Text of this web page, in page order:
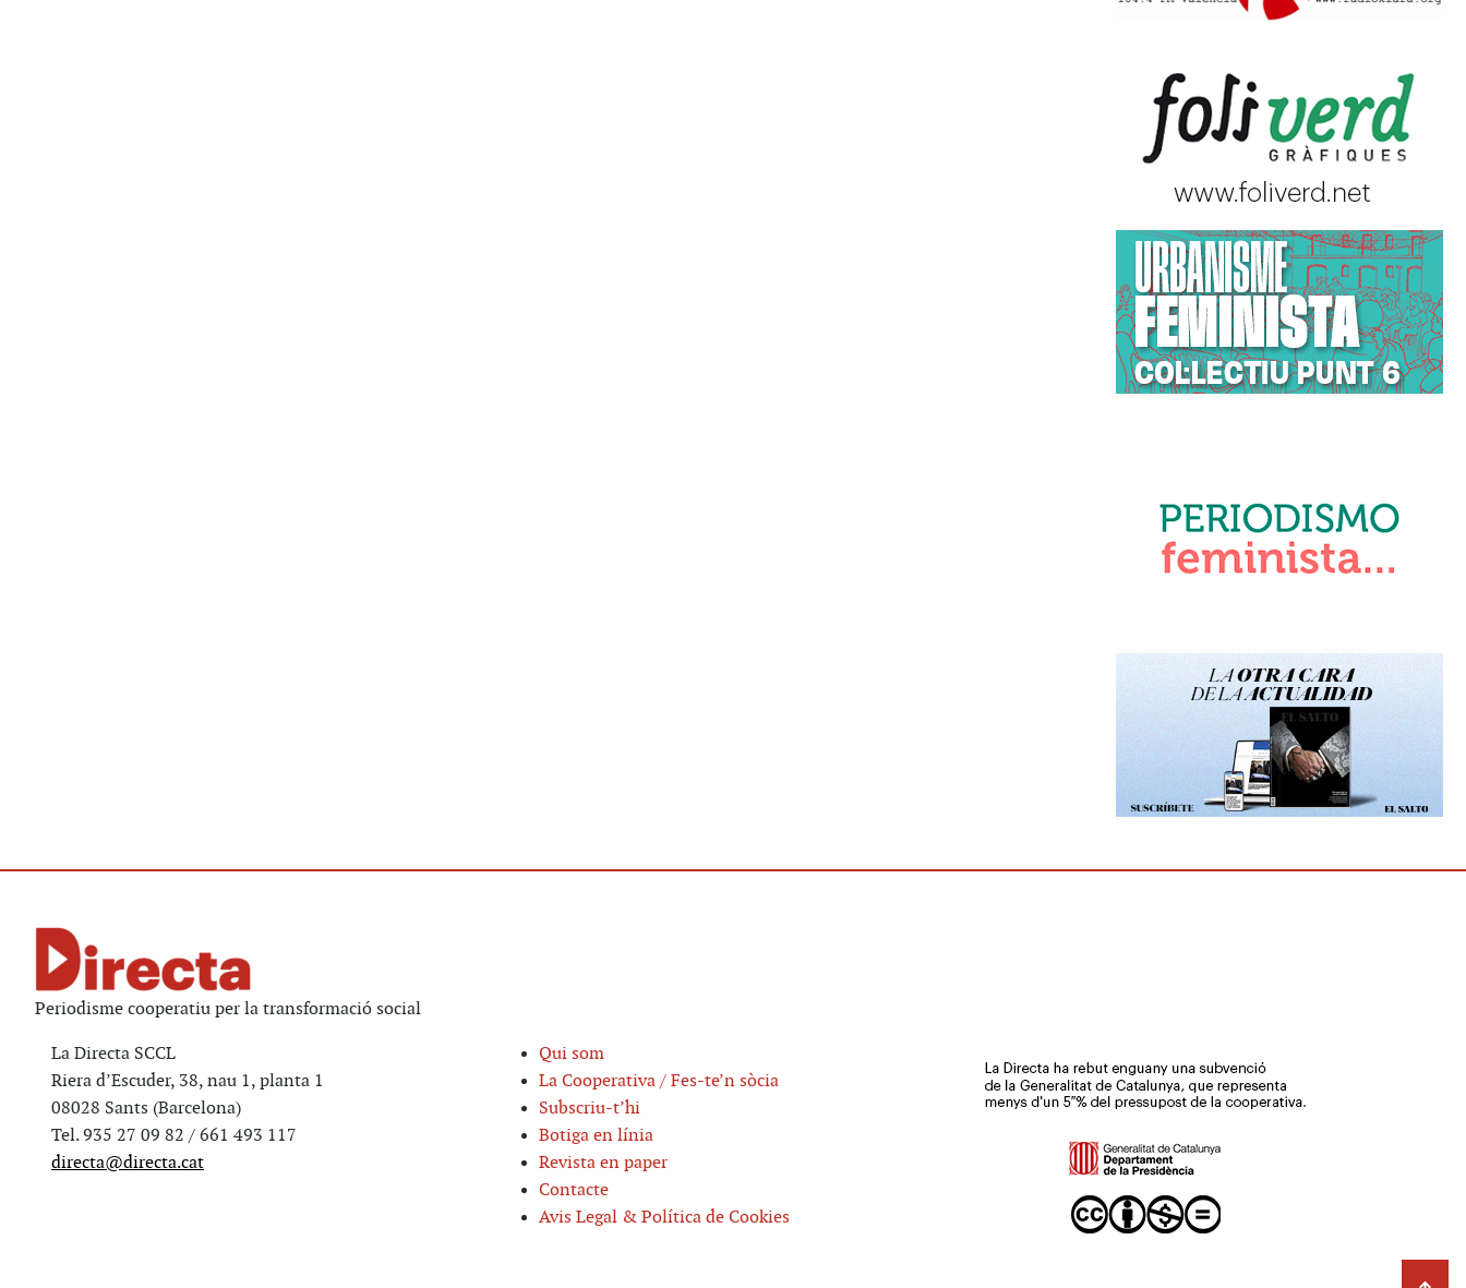
Periodisme cooperatiu per la transformació social
La Directa SCCL
Riera d’Escuder, 38, nau 1, planta 1
08028 Sants (Barcelona)
Tel. 935 27 09 82 / 661 493 117
directa@directa.cat
Qui som
La Cooperativa / Fes-te’n sòcia
Subscriu-t’hi
Botiga en línia
Revista en paper
Contacte
Avis Legal & Política de Cookies